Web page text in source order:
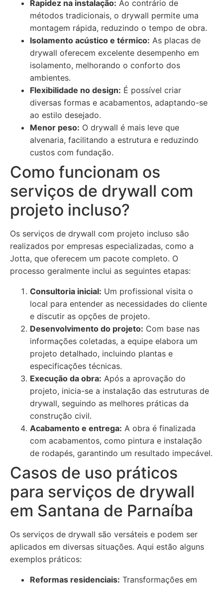
Rapidez na instalação: Ao contrário de
métodos tradicionais, o drywall permite uma
montagem rápida, reduzindo o tempo de obra.
Isolamento acústico e térmico: As placas de
drywall oferecem excelente desempenho em
isolamento, melhorando o conforto dos
ambientes.
Flexibilidade no design: É possível criar
diversas formas e acabamentos, adaptando-se
ao estilo desejado.
Menor peso: O drywall é mais leve que
alvenaria, facilitando a estrutura e reduzindo
custos com fundação.
Como funcionam os
serviços de drywall com
projeto incluso?
Os serviços de drywall com projeto incluso são
realizados por empresas especializadas, como a
Jotta, que oferecem um pacote completo. O
processo geralmente inclui as seguintes etapas:
Consultoria inicial: Um profissional visita o
local para entender as necessidades do cliente
e discutir as opções de projeto.
Desenvolvimento do projeto: Com base nas
informações coletadas, a equipe elabora um
projeto detalhado, incluindo plantas e
especificações técnicas.
Execução da obra: Após a aprovação do
projeto, inicia-se a instalação das estruturas de
drywall, seguindo as melhores práticas da
construção civil.
Acabamento e entrega: A obra é finalizada
com acabamentos, como pintura e instalação
de rodapés, garantindo um resultado impecável.
Casos de uso práticos
para serviços de drywall
em Santana de Parnaíba
Os serviços de drywall são versáteis e podem ser
aplicados em diversas situações. Aqui estão alguns
exemplos práticos:
Reformas residenciais: Transformações em